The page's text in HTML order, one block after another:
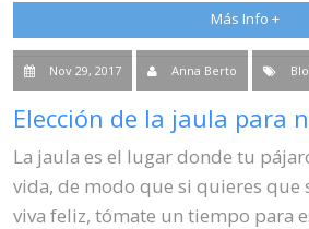
Más Info +
Nov 29, 2017 Anna Berto
Elección de la jaula para
La jaula es el lugar donde tu
vida, de modo que si quieres que
viva feliz, tómate un tiempo para